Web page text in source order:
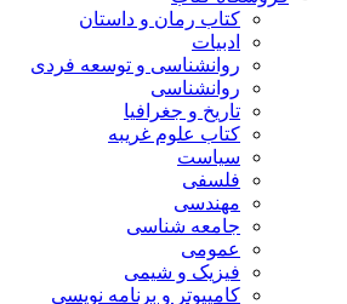
کتاب رمان و داستان
ادبیات
روانشناسی و توسعه فردی
روانشناسی
تاریخ و جغرافیا
کتاب علوم غریبه
سیاست
فلسفی
مهندسی
جامعه شناسی
عمومی
فیزیک و شیمی
کامپیوتر و برنامه نویسی